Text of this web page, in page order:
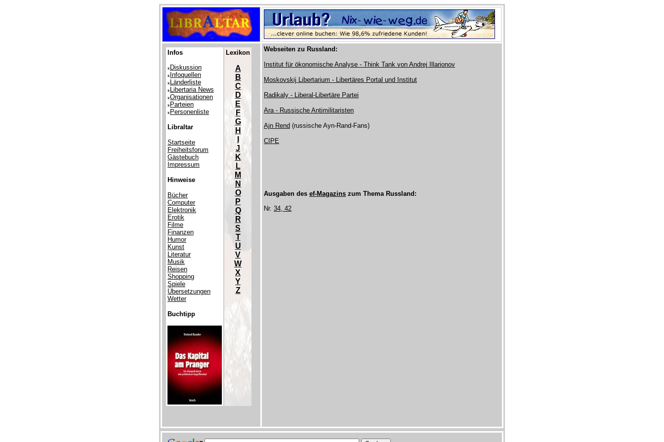
Infos
Diskussion
Infoquellen
Länderliste
Libertaria News
Organisationen
Parteien
Personenliste
Libraltar
Startseite
Freiheitsforum
Gästebuch
Impressum
Hinweise
Bücher
Computer
Elektronik
Erotik
Filme
Finanzen
Humor
Kunst
Literatur
Musik
Reisen
Shopping
Spiele
Übersetzungen
Wetter
Buchtipp
Lexikon
A
B
C
D
E
F
G
H
J
K
L
M
N
O
P
Q
R
S
T
U
V
W
X
Y
Z
Webseiten zu Russland:
Institut für ökonomische Analyse - Think Tank von Andrej Illarionov
Moskovskij Libertarium - Libertäres Portal und Institut
Radikaly - Liberal-Libertäre Partei
Ara - Russische Antimilitaristen
Ajn Rend (russische Ayn-Rand-Fans)
CIPE
Ausgaben des ef-Magazins zum Thema Russland:
Nr. 34, 42